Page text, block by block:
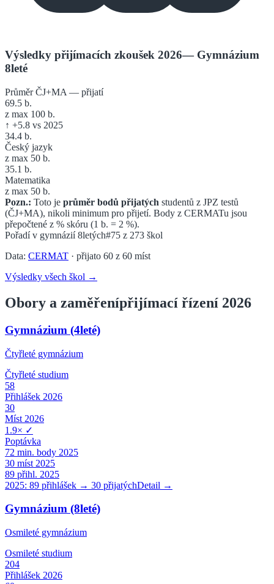
Výsledky přijímacích zkoušek 2026— Gymnázium
8leté
Průměr ČJ+MA — přijatí
69.5 b.
z max 100 b.
↑ +5.8 vs 2025
34.4 b.
Český jazyk
z max 50 b.
35.1 b.
Matematika
z max 50 b.
Pozn.: Toto je průměr bodů přijatých studentů z JPZ testů
(ČJ+MA), nikoli minimum pro přijetí. Body z CERMATu jsou
přepočtené z % skóru (1 b. = 2 %).
Pořadí v gymnázií 8letých#75 z 273 škol
Data: CERMAT · přijato 60 z 60 míst
Výsledky všech škol →
Obory a zaměřenípřijímací řízení 2026
Gymnázium (4leté)
Čtyřleté gymnázium
Čtyřleté studium
58
Přihlášek 2026
30
Míst 2026
1.9× ✓
Poptávka
72 min. body 2025
30 míst 2025
89 přihl. 2025
2025: 89 přihlášek → 30 přijatýchDetail →
Gymnázium (8leté)
Osmileté gymnázium
Osmileté studium
204
Přihlášek 2026